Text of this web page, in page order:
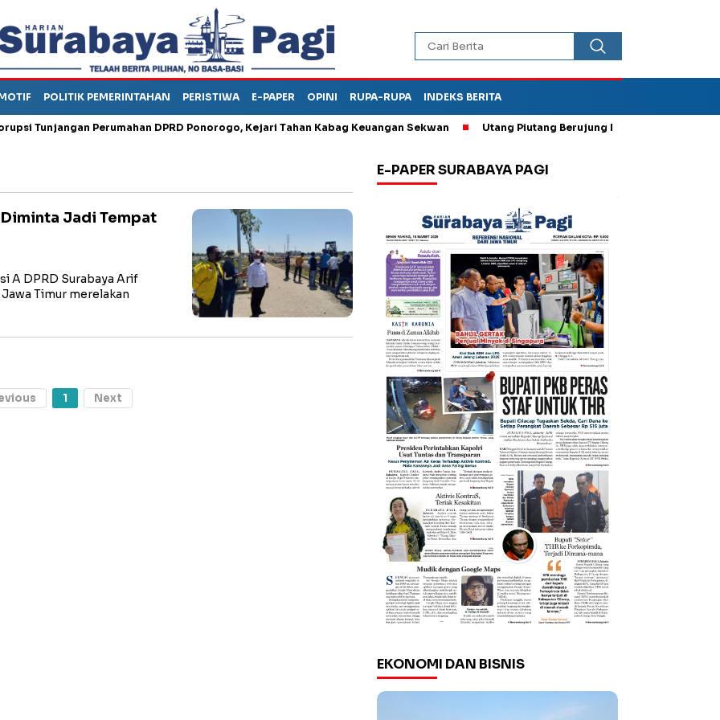
POLITIK PEMERINTAHAN PERISTIWA E-PAPER OPINI RUPA-RUPA INDEKS BERITA
Perumahan DPRD Ponorogo, Kejari Tahan Kabag Keuangan Sekwan Utang Piutang Berujung Penganiayaan, Oknum
Jadi Tempat
A DPRD Surabaya Arif
Timur merelakan
1 Next
E-PAPER SURABAYA PAGI
EKONOMI DAN BISNIS